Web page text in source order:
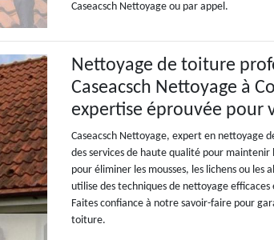
Caseacsch Nettoyage ou par appel.
Nettoyage de toiture
Caseacsch Nettoyage à
expertise éprouvée pour
Caseacsch Nettoyage, expert en nettoyage
des services de haute qualité pour
pour éliminer les mousses, les lichens ou
utilise des techniques de nettoyage
Faites confiance à notre savoir-faire pour
toiture.